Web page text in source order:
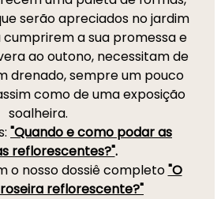
serão apreciados no jardim
cumprirem a sua promessa e
ao outono, necessitam de
drenado, sempre um pouco
como de uma exposição
soalheira.
"Quando e como podar as
reflorescentes?".
o nosso dossiê completo"O
reflorescente?"